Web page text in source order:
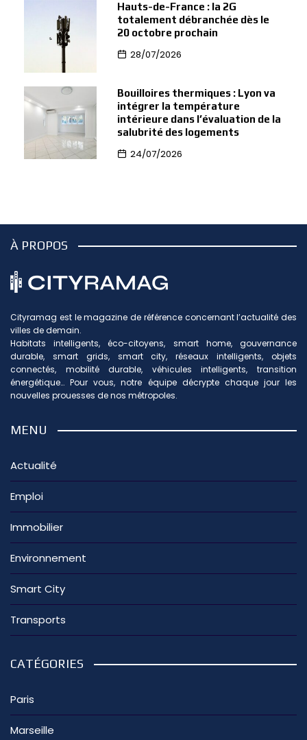
Hauts-de-France : la 2G
totalement débranchée dès le
20 octobre prochain
28/07/2026
Bouilloires thermiques : Lyon va
intégrer la température
intérieure dans l’évaluation de la
salubrité des logements
24/07/2026
À PROPOS
Cityramag est le magazine de référence concernant l’actualité des
villes de demain.
Habitats intelligents, éco-citoyens, smart home, gouvernance
durable, smart grids, smart city, réseaux intelligents, objets
connectés, mobilité durable, véhicules intelligents, transition
énergétique… Pour vous, notre équipe décrypte chaque jour les
nouvelles prouesses de nos métropoles.
MENU
Actualité
Emploi
Immobilier
Environnement
Smart City
Transports
CATÉGORIES
Paris
Marseille